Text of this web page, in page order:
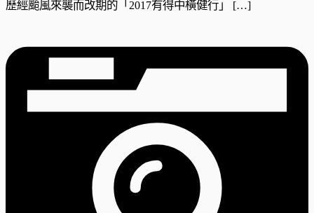
歷經颱風來襲而改期的「2017有得中橫健行」 […]